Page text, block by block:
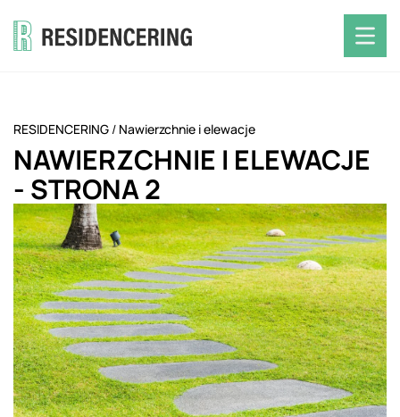
RESIDENCERING / Nawierzchnie i elewacje
NAWIERZCHNIE I ELEWACJE
- STRONA 2